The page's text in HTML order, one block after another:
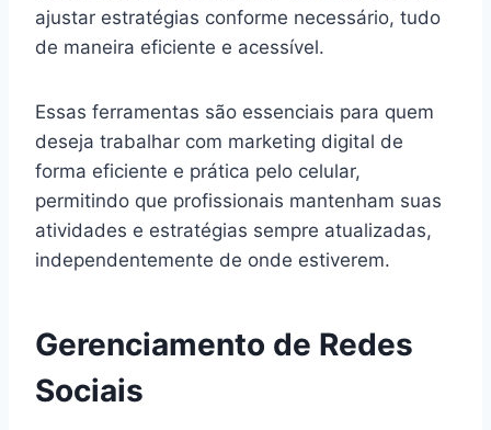
ajustar estratégias conforme necessário, tudo
de maneira eficiente e acessível.
Essas ferramentas são essenciais para quem
deseja trabalhar com marketing digital de
forma eficiente e prática pelo celular,
permitindo que profissionais mantenham suas
atividades e estratégias sempre atualizadas,
independentemente de onde estiverem.
Gerenciamento de Redes
Sociais